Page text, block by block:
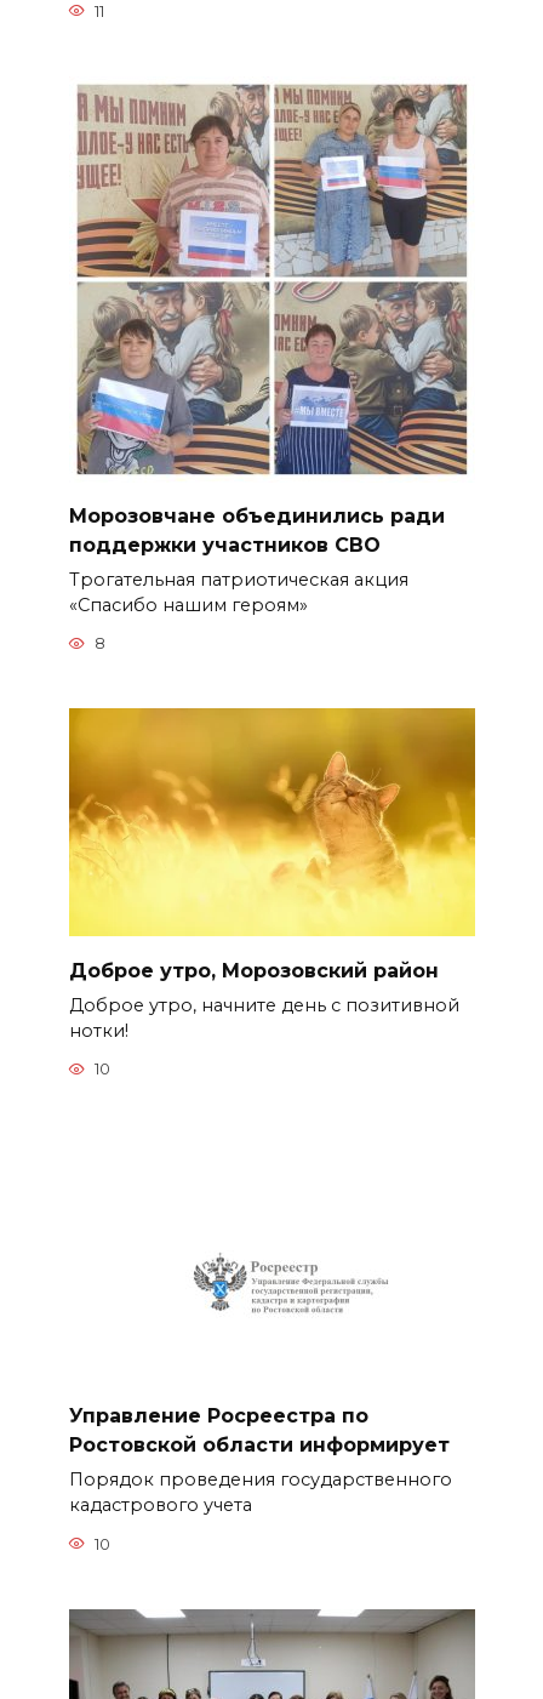
11
Морозовчане объединились ради
поддержки участников СВО
Трогательная патриотическая акция
«Спасибо нашим героям»
8
Доброе утро, Морозовский район
Доброе утро, начните день с позитивной
нотки!
10
Управление Росреестра по
Ростовской области информирует
Порядок проведения государственного
кадастрового учета
10